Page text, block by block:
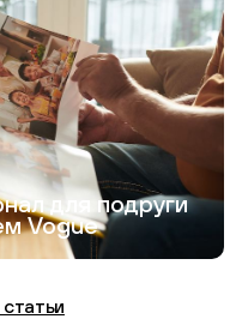
для подруги
Vogue